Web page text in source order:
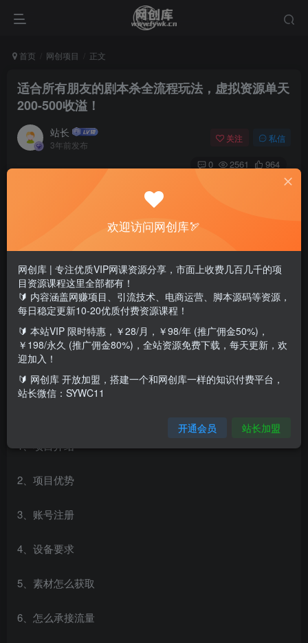
首页 网创项目 正文
适合所有朋友的剧本杀全流程玩法，虚拟资源单天
200-500收溢！
站长
3年前发布
关注 私信
0 2561 964
今天给大家带来一套适合所有朋友去操作的剧本杀全流程玩
法！
1、项目介绍
2、项目优势
3、账号注册
4、设备要求
5、素材怎么获取
6、怎么承接流量
欢迎访问网创库🏹
网创库 | 专注优质VIP网课资源分享，市面上收费几百几千的项
目资源课程这里全部都有！
🔰 内容涵盖网赚项目、引流技术、电商运营、脚本源码等资源，
每日稳定更新10-20优质付费资源课程！
🔰 本站VIP 限时特惠，￥28/月，￥98/年 (推广佣金50%)，
￥198/永久 (推广佣金80%)，全站资源免费下载，每天更新，欢
迎加入！
🔰 网创库 开放加盟，搭建一个和网创库一样的知识付费平台，
站长微信：SYWC11
开通会员 站长加盟